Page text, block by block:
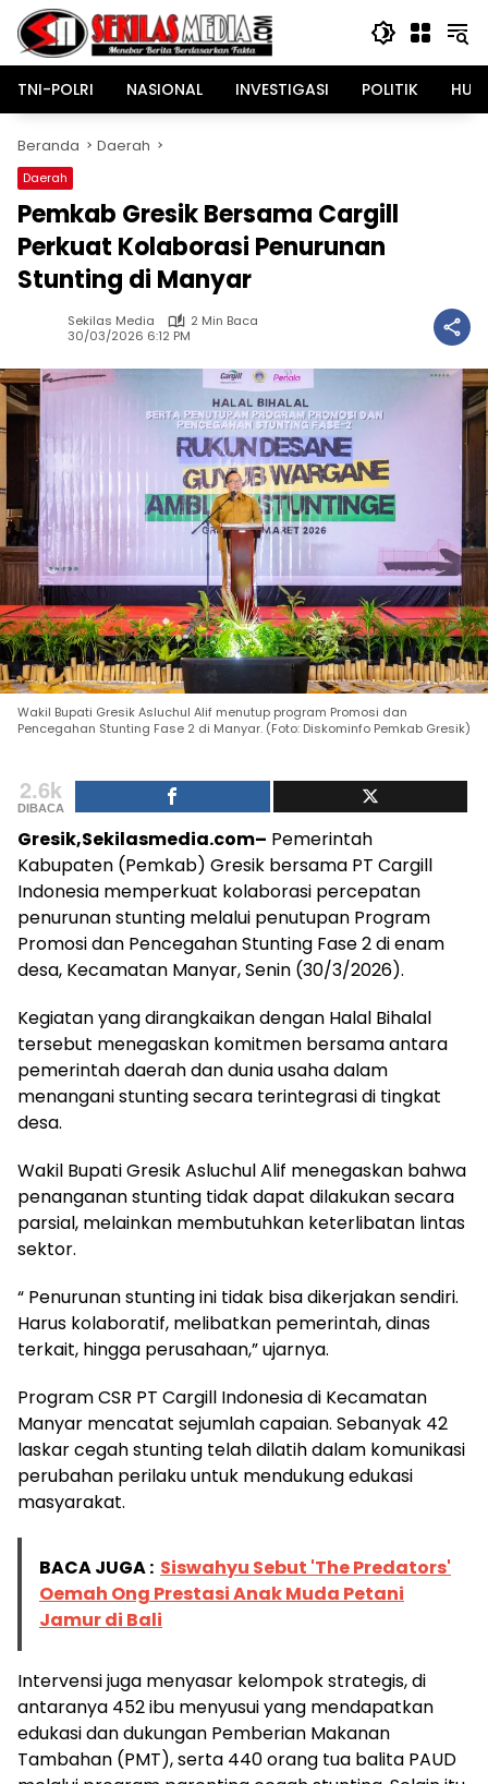
Langsung
konten
TNI-POLRI
NASIONAL INVESTIGASI POLITIK
Beranda Daerah
Daerah
Pemkab Gresik Bersama Cargill
Perkuat Kolaborasi Penurunan
Stunting di Manyar
Sekilas Media
2 Min Baca
30/03/2026 6:12 PM
Wakil Bupati Gresik Asluchul Alif menutup program Promosi dan
Pencegahan Stunting Fase 2 di Manyar. (Foto: Diskominfo Pemkab Gresik)
2.6k
DIBACA
Gresik,Sekilasmedia.com– Pemerintah
Kabupaten (Pemkab) Gresik bersama PT Cargill
Indonesia memperkuat kolaborasi percepatan
penurunan stunting melalui penutupan Program
Promosi dan Pencegahan Stunting Fase 2 di enam
desa, Kecamatan Manyar, Senin (30/3/2026).
Kegiatan yang dirangkaikan dengan Halal Bihalal
tersebut menegaskan komitmen bersama antara
pemerintah daerah dan dunia usaha dalam
menangani stunting secara terintegrasi di tingkat
desa.
Wakil Bupati Gresik Asluchul Alif menegaskan bahwa
penanganan stunting tidak dapat dilakukan secara
parsial, melainkan membutuhkan keterlibatan lintas
sektor.
“ Penurunan stunting ini tidak bisa dikerjakan sendiri.
Harus kolaboratif, melibatkan pemerintah, dinas
terkait, hingga perusahaan,” ujarnya.
Program CSR PT Cargill Indonesia di Kecamatan
Manyar mencatat sejumlah capaian. Sebanyak 42
laskar cegah stunting telah dilatih dalam komunikasi
perubahan perilaku untuk mendukung edukasi
masyarakat.
BACA JUGA : Siswahyu Sebut 'The Predators'
Oemah Ong Prestasi Anak Muda Petani
Jamur di Bali
Intervensi juga menyasar kelompok strategis, di
antaranya 452 ibu menyusui yang mendapatkan
edukasi dan dukungan Pemberian Makanan
Tambahan (PMT), serta 440 orang tua balita PAUD